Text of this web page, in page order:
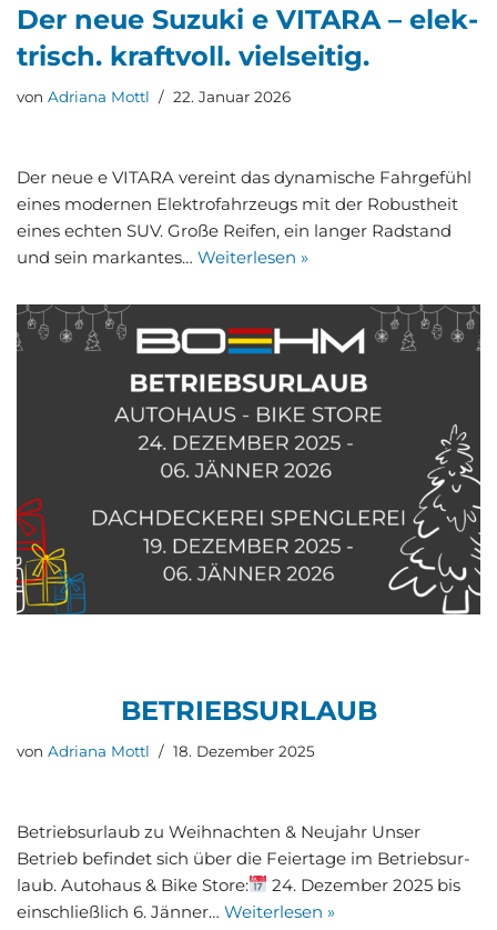
Der neue Suzu­ki e VITA­RA – elek­
trisch. kraft­voll. viel­sei­tig.
von Adriana Mottl 22. Januar 2026
Der neue e VITA­RA ver­eint das dyna­mi­sche Fahr­ge­fühl
eines moder­nen Elek­tro­fahr­zeugs mit der Robust­heit
eines ech­ten SUV. Gro­ße Rei­fen, ein lan­ger Rad­stand
und sein mar­kan­tes… Wei­ter­le­sen »
BETRIEBS­UR­LAUB
von Adriana Mottl 18. Dezember 2025
Betriebs­ur­laub zu Weih­nach­ten & Neu­jahr Unser
Betrieb befin­det sich über die Fei­er­ta­ge im Betriebs­ur­
laub. Auto­haus & Bike Store:
24. Dezem­ber 2025 bis
ein­schließ­lich 6. Jän­ner… Wei­ter­le­sen »